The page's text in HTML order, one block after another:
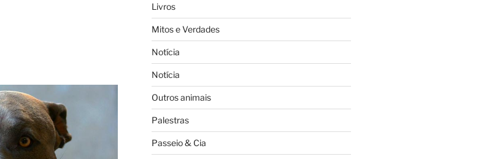
Livros
Mitos e Verdades
Notícia
Notícia
Outros animais
Palestras
Passeio & Cia